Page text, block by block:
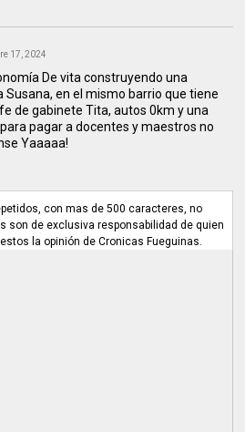
17, 2024
De vita construyendo una
Susana, en el mismo barrio que tiene
de gabinete Tita, autos 0km y una
pagar a docentes y maestros no
Yaaaaa!
con mas de 500 caracteres, no
son de exclusiva responsabilidad de quien
la opinión de Cronicas Fueguinas.